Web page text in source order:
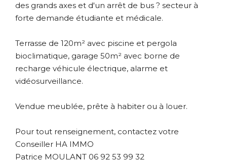
des grands axes et d'un arrêt de bus ? secteur à
forte demande étudiante et médicale.
Terrasse de 120m² avec piscine et pergola
bioclimatique, garage 50m² avec borne de
recharge véhicule électrique, alarme et
vidéosurveillance.
Vendue meublée, prête à habiter ou à louer.
Pour tout renseignement, contactez votre
Conseiller HA IMMO
Patrice MOULANT 06 92 53 99 32